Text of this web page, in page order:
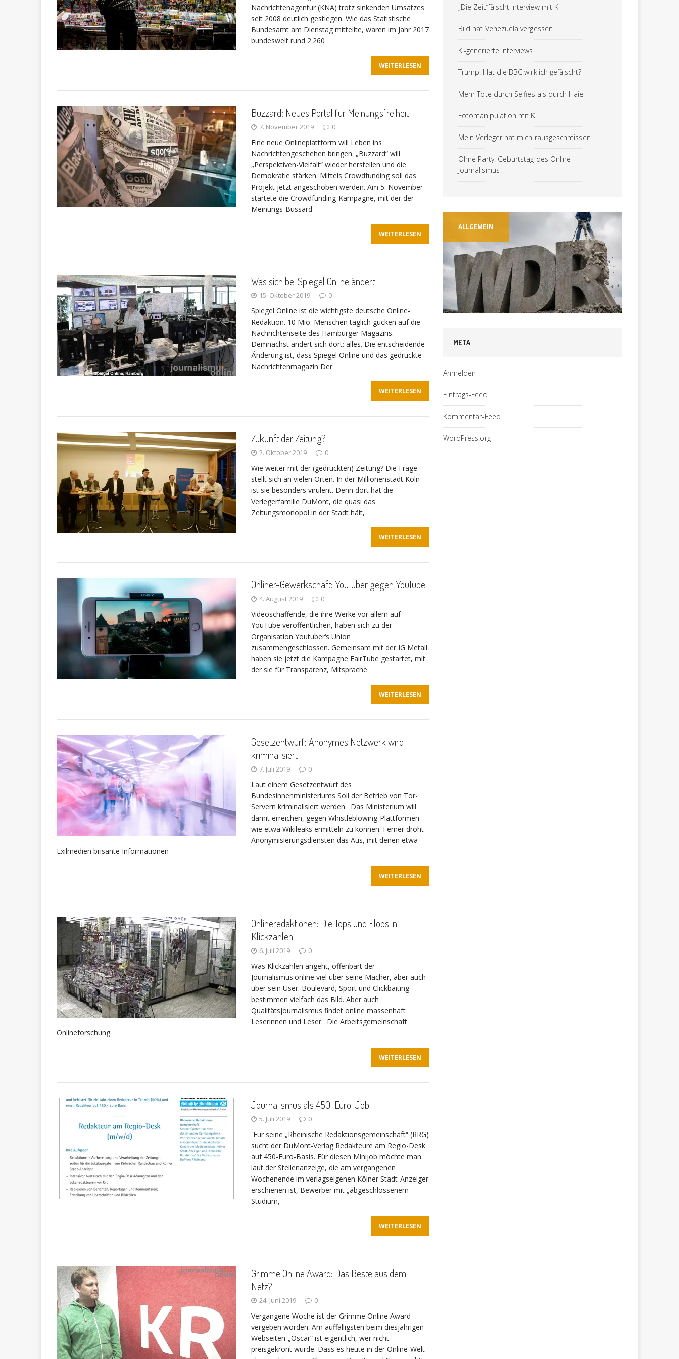
Nachrichtenagentur (KNA) trotz sinkenden Umsatzes
seit 2008 deutlich gestiegen. Wie das Statistische
Bundesamt am Dienstag mitteilte, waren im Jahr 2017
bundesweit rund 2.260
WEITERLESEN
Buzzard: Neues Portal für Meinungsfreiheit
7. November 2019 0
Eine neue Onlineplattform will Leben ins
Nachrichtengeschehen bringen. „Buzzard“ will
„Perspektiven-Vielfalt“ wieder herstellen und die
Demokratie stärken. Mittels Crowdfunding soll das
Projekt jetzt angeschoben werden. Am 5. November
startete die Crowdfunding-­Kampagne, mit der der
Meinungs-Bussard
WEITERLESEN
Was sich bei Spiegel Online ändert
15. Oktober 2019 0
Spiegel Online ist die wichtigste deutsche Online-
Redaktion. 10 Mio. Menschen täglich gucken auf die
Nachrichtenseite des Hamburger Magazins.
Demnächst ändert sich dort: alles. Die entscheidende
Änderung ist, dass Spiegel Online und das gedruckte
Nachrichtenmagazin Der
WEITERLESEN
Zukunft der Zeitung?
2. Oktober 2019 0
Wie weiter mit der (gedruckten) Zeitung? Die Frage
stellt sich an vielen Orten. In der Millionenstadt Köln
ist sie besonders virulent. Denn dort hat die
Verlegerfamilie DuMont, die quasi das
Zeitungsmonopol in der Stadt hält,
WEITERLESEN
Onliner-Gewerkschaft: YouTuber gegen YouTube
4. August 2019 0
Videoschaffende, die ihre Werke vor allem auf
YouTube veröffentlichen, haben sich zu der
Organisation Youtuber‘s Union
zusammengeschlossen. Gemeinsam mit der IG Metall
haben sie jetzt die Kampagne FairTube gestartet, mit
der sie für Transparenz, Mitsprache
WEITERLESEN
Gesetzentwurf: Anonymes Netzwerk wird
kriminalisiert
7. Juli 2019 0
Laut einem Gesetzentwurf des
Bundesinnenministeriums Soll der Betrieb von Tor-
Servern kriminalisiert werden. Das Ministerium will
damit erreichen, gegen Whistleblowing-Plattformen
wie etwa Wikileaks ermitteln zu können. Ferner droht
Anonymisierungsdiensten das Aus, mit denen etwa
Exilmedien brisante Informationen
WEITERLESEN
Onlineredaktionen: Die Tops und Flops in
Klickzahlen
6. Juli 2019 0
Was Klickzahlen angeht, offenbart der
Journalismus.online viel über seine Macher, aber auch
über sein User. Boulevard, Sport und Clickbaiting
bestimmen vielfach das Bild. Aber auch
Qualitätsjournalismus findet online massenhaft
Leserinnen und Leser. Die Arbeitsgemeinschaft
Onlineforschung
WEITERLESEN
Journalismus als 450-Euro-Job
5. Juli 2019 0
Für seine „Rheinische Redaktionsgemeinschaft“ (RRG)
sucht der DuMont-Verlag Redakteure am Regio-Desk
auf 450-Euro-Basis. Für diesen Minijob möchte man
laut der Stellenanzeige, die am vergangenen
Wochenende im verlagseigenen Kölner Stadt-Anzeiger
erschienen ist, Bewerber mit „abgeschlossenem
Studium,
WEITERLESEN
Grimme Online Award: Das Beste aus dem
Netz?
24. Juni 2019 0
Vergangene Woche ist der Grimme Online Award
vergeben worden. Am auffälligsten beim diesjährigen
Webseiten-„Oscar“ ist eigentlich, wer nicht
preisgekrönt wurde. Dass es heute in der Online-Welt
„Die Zeit“fälscht Interview mit KI
Bild hat Venezuela vergessen
KI-generierte Interviews
Trump: Hat die BBC wirklich gefälscht?
Mehr Tote durch Selfies als durch Haie
Fotomanipulation mit KI
Mein Verleger hat mich rausgeschmissen
Ohne Party: Geburtstag des Online-
Journalismus
ALLGEMEIN
META
Anmelden
Eintrags-Feed
Kommentar-Feed
WordPress.org